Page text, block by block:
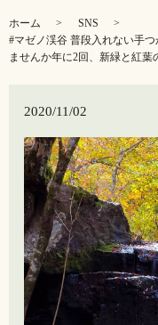
ホーム
SNS
#マゼノ渓谷 普段入れない手
ませんか年に2回、新緑と紅葉
2020/11/02